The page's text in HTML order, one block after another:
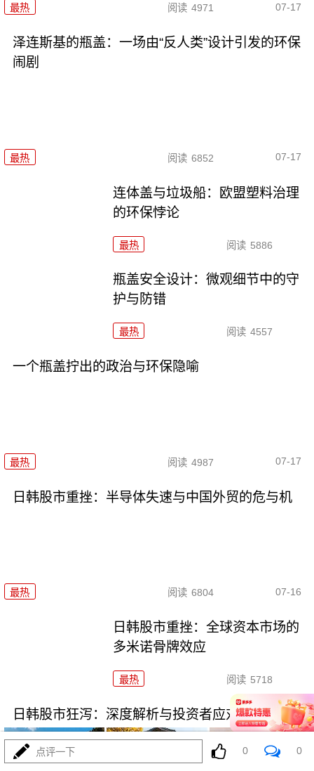
最热 阅读 4971 07-17
泽连斯基的瓶盖：一场由“反人类”设计引发的环保
闹剧
最热 阅读 6852 07-17
连体盖与垃圾船：欧盟塑料治理
的环保悖论
最热 阅读 5886
瓶盖安全设计：微观细节中的守
护与防错
最热 阅读 4557
一个瓶盖拧出的政治与环保隐喻
最热 阅读 4987 07-17
日韩股市重挫：半导体失速与中国外贸的危与机
最热 阅读 6804 07-16
日韩股市重挫：全球资本市场的
多米诺骨牌效应
最热 阅读 5718
日韩股市狂泻：深度解析与投资者应对策略
点评一下 0 0